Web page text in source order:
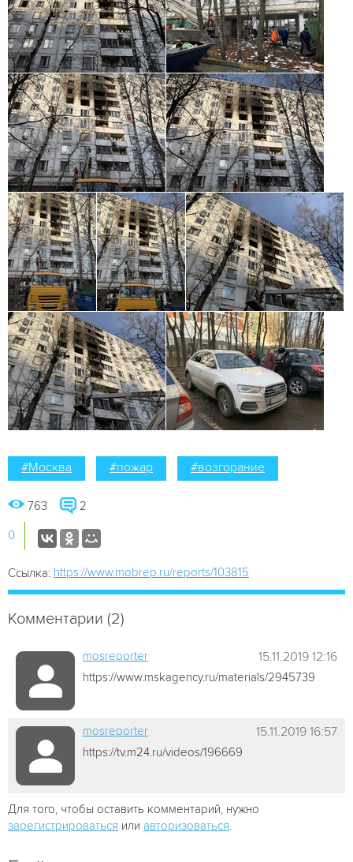
#Москва #пожар #возгорание
763 2
0
Ссылка: https://www.mobrep.ru/reports/103815
Комментарии (2)
mosreporter 15.11.2019 12:16
https://www.mskagency.ru/materials/2945739
mosreporter 15.11.2019 16:57
https://tv.m24.ru/videos/196669
Для того, чтобы оставить комментарий, нужно
зарегистрироваться или авторизоваться